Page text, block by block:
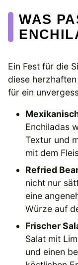
WAS
Ein Fest für die
diese
für ein
Enchiladas
Textur und
mit dem
Refried
nicht nur
eine
Würze auf
Frischer
Salat mit
und einen